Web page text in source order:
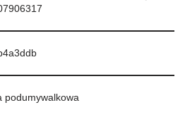
podumywalkowa